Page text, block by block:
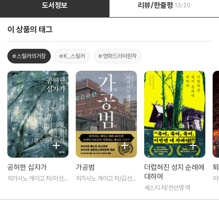
도서정보 리뷰/한줄평 13/20
이 상품의 태그
#스릴러의거장 #K_스릴러 #영화드라마원작
공허한 십자가
히가시노 게이고 저/이선희
가공범
히가시노 게이고 저/김선영
더럽혀진 성지 순례에
대하여
세스지 저/전선영 역